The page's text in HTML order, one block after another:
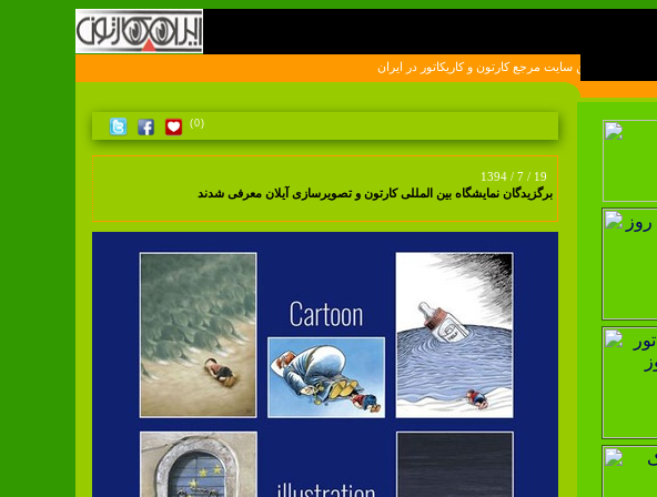
سايت مرجع کارتون و کاريکاتور در ايران
(0)
1394 / 7 / 19
برگزیدگان نمایشگاه بین المللی کارتون و تصویرسازی آیلان معرفی شدند